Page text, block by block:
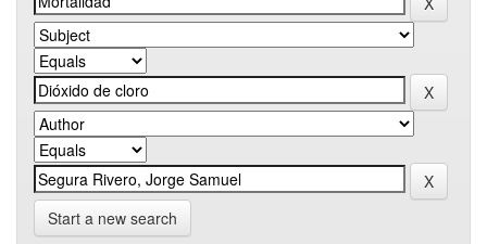
Start a new search